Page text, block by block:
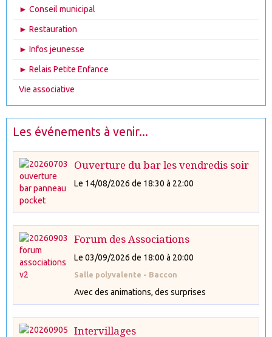
► Conseil municipal
► Restauration
► Infos jeunesse
► Relais Petite Enfance
Vie associative
Les événements à venir...
Ouverture du bar les vendredis soir
Le 14/08/2026 de 18:30 à 22:00
Forum des Associations
Le 03/09/2026 de 18:00 à 20:00
Salle polyvalente - Baccon
Avec des animations, des surprises
Intervillages